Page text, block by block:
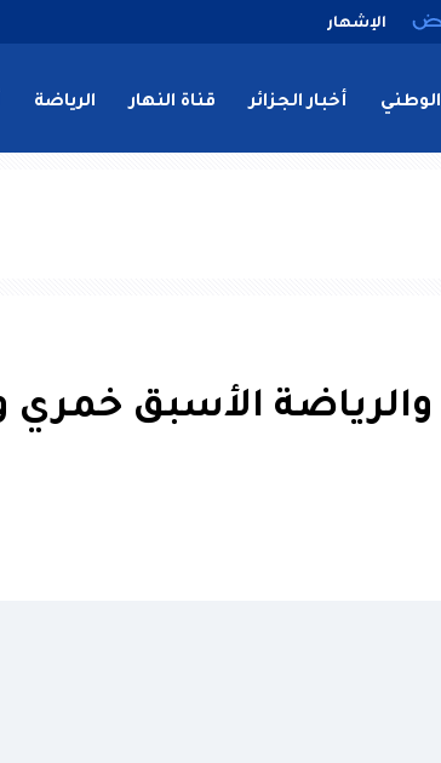
الإشهار
الوطني أخبار الجزائر قناة النهار الرياضة